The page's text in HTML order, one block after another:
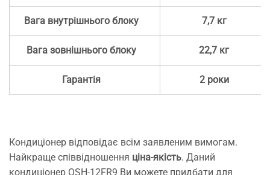
Вага внутрішнього блоку 7,7 кг
Вага зовнішнього блоку 22,7 кг
Гарантія 2 роки
Кондиціонер відповідає всім заявленим вимогам.
Найкраще співвідношення ціна-якість. Даний
кондиціонер OSH-12FR9 Ви можете придбати для